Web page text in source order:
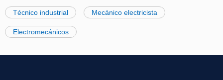
Técnico industrial Mecánico electricista
Electromecánicos